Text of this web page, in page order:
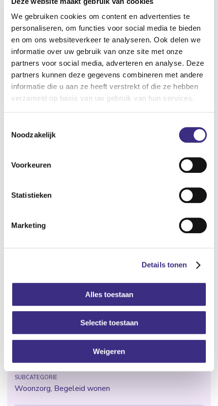
We gebruiken cookies om content en advertenties te
personaliseren, om functies voor social media te bieden
en om ons websiteverkeer te analyseren. Ook delen we
informatie over uw gebruik van onze site met onze
partners voor social media, adverteren en analyse. Deze
partners kunnen deze gegevens combineren met andere
informatie die u aan ze heeft verstrekt of die ze hebben
verzameld op basis van uw gebruik van hun services.
Noodzakelijk
Voorkeuren
Statistieken
Marketing
Details tonen
Alles toestaan
Selectie toestaan
Weigeren
Nachtelijke verzorging
Nachtzorg
Slaapwacht
Eten
Eten samen
Overige kenmerken anders
Ligging in woonwijk
Appartementen met eigen voordeur
sanitair)
Locatie is geschikt voor
Naar overzicht
Locatie op de kaart
HOOFDGEBIED
SUBCATEGORIE
Woonzorg, Begeleid wonen